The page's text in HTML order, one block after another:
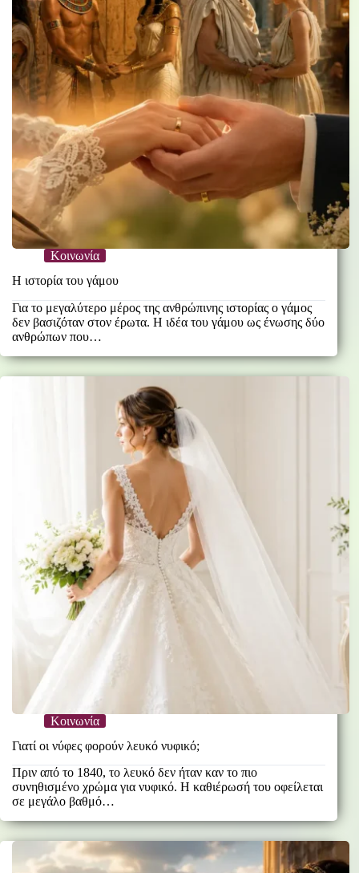
Κοινωνία
Η ιστορία του γάμου
Για το μεγαλύτερο μέρος της ανθρώπινης ιστορίας ο γάμος
δεν βασιζόταν στον έρωτα. Η ιδέα του γάμου ως ένωσης δύο
ανθρώπων που…
Κοινωνία
Γιατί οι νύφες φορούν λευκό νυφικό;
Πριν από το 1840, το λευκό δεν ήταν καν το πιο
συνηθισμένο χρώμα για νυφικό. Η καθιέρωσή του οφείλεται
σε μεγάλο βαθμό…